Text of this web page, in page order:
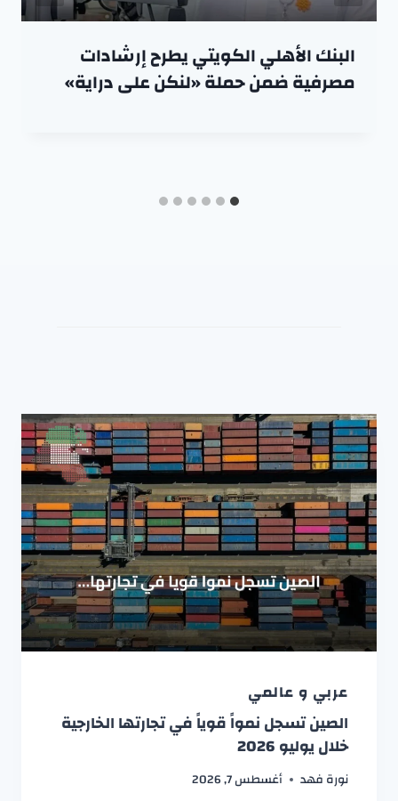
البنك الأهلي الكويتي يطرح إرشادات
مصرفية ضمن حملة «لنكن على دراية»
عربي و عالمي
الصين تسجل نمواً قوياً في تجارتها الخارجية
خلال يوليو 2026
نورة فهد أغسطس 7, 2026